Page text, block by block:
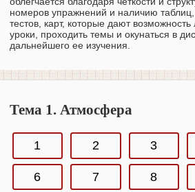
номеров упражнений и наличию таблиц,
тестов, карт, которые дают
уроки, проходить темы и окунаться в
дальнейшего ее изучения.
Тема 1. Атмосфера
1 2 3
6 7 8